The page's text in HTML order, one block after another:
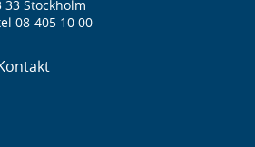
33 Stockholm
08-405 10 00